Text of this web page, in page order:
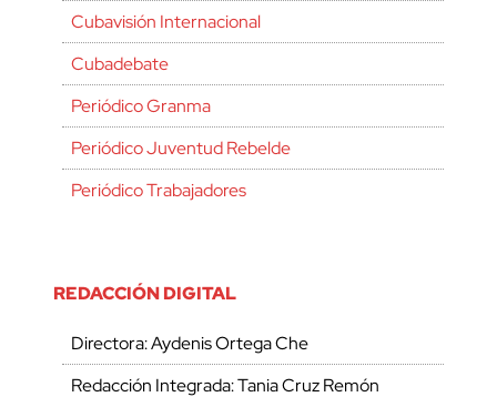
Cubavisión Internacional
Cubadebate
Periódico Granma
Periódico Juventud Rebelde
Periódico Trabajadores
REDACCIÓN DIGITAL
Directora: Aydenis Ortega Che
Redacción Integrada: Tania Cruz Remón